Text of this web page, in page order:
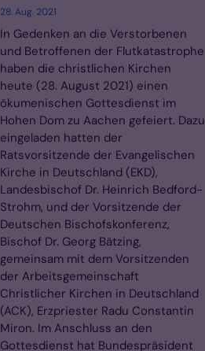
28. Aug. 2021
In Gedenken an die Verstorbenen
und Betroffenen der Flutkatastrophe
haben die christlichen Kirchen
heute (28. August 2021) einen
ökumenischen Gottesdienst im
Hohen Dom zu Aachen gefeiert. Dazu
eingeladen hatten der
Ratsvorsitzende der Evangelischen
Kirche in Deutschland (EKD),
Landesbischof Dr. Heinrich Bedford-
Strohm, und der Vorsitzende der
Deutschen Bischofskonferenz,
Bischof Dr. Georg Bätzing,
gemeinsam mit dem Vorsitzenden
der Arbeitsgemeinschaft
Christlicher Kirchen in Deutschland
(ACK), Erzpriester Radu Constantin
Miron. Im Anschluss an den
Gottesdienst hat Bundespräsident